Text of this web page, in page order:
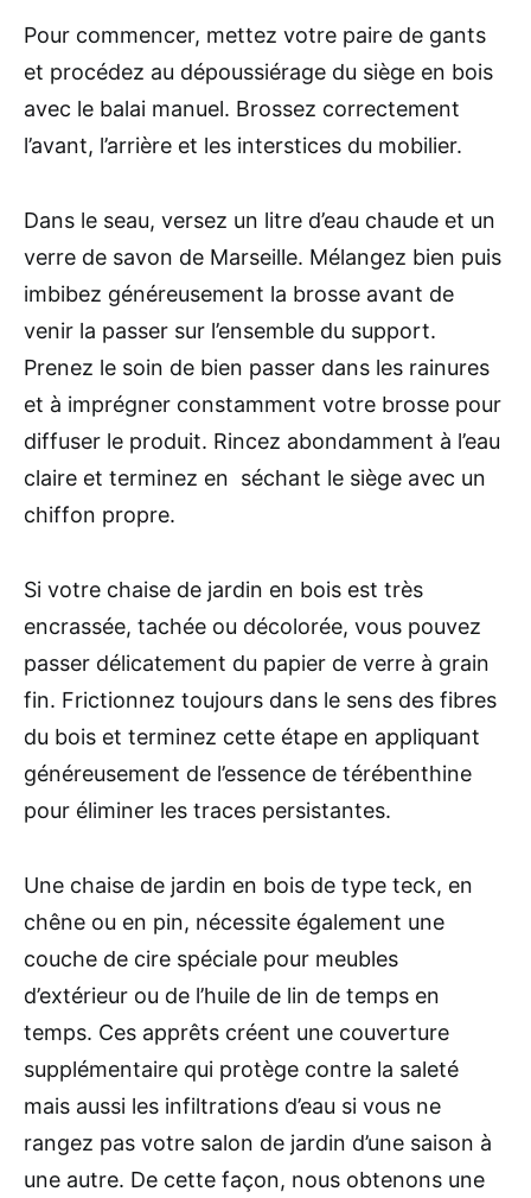
Pour commencer, mettez votre paire de gants
et procédez au dépoussiérage du siège en bois
avec le balai manuel. Brossez correctement
l’avant, l’arrière et les interstices du mobilier.
Dans le seau, versez un litre d’eau chaude et un
verre de savon de Marseille. Mélangez bien puis
imbibez généreusement la brosse avant de
venir la passer sur l’ensemble du support.
Prenez le soin de bien passer dans les rainures
et à imprégner constamment votre brosse pour
diffuser le produit. Rincez abondamment à l’eau
claire et terminez en séchant le siège avec un
chiffon propre.
Si votre chaise de jardin en bois est très
encrassée, tachée ou décolorée, vous pouvez
passer délicatement du papier de verre à grain
fin. Frictionnez toujours dans le sens des fibres
du bois et terminez cette étape en appliquant
généreusement de l’essence de térébenthine
pour éliminer les traces persistantes.
Une chaise de jardin en bois de type teck, en
chêne ou en pin, nécessite également une
couche de cire spéciale pour meubles
d’extérieur ou de l’huile de lin de temps en
temps. Ces apprêts créent une couverture
supplémentaire qui protège contre la saleté
mais aussi les infiltrations d’eau si vous ne
rangez pas votre salon de jardin d’une saison à
une autre. De cette façon, nous obtenons une